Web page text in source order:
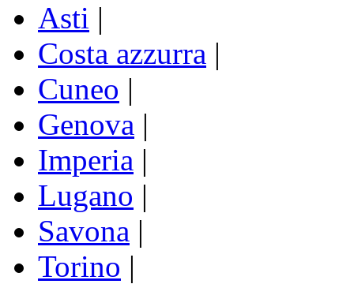
Asti |
Costa azzurra |
Cuneo |
Genova |
Imperia |
Lugano |
Savona |
Torino |